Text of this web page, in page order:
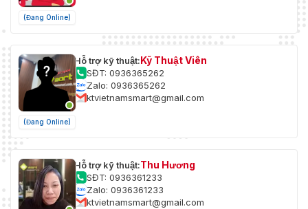
(Đang Online)
(Đang Online)
Hỗ trợ kỹ thuật:Kỹ Thuật Viên
SĐT: 0936365262
Zalo: 0936365262
ktvietnamsmart@gmail.com
Hỗ trợ kỹ thuật:Thu Hương
SĐT: 0936361233
Zalo: 0936361233
ktvietnamsmart@gmail.com